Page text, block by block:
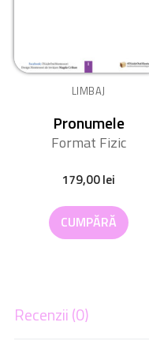
LIMBAJ
Pronumele
Format Fizic
179,00lei
CUMPĂRĂ
Recenzii (0)